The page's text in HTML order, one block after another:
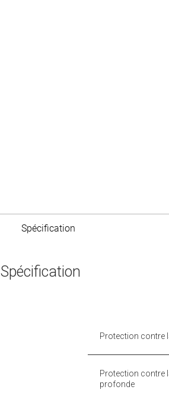
Spécification
Spécification
Protection contre
Protection contre
profonde